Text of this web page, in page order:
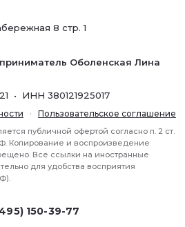
150-39-77
8 стр. 1
Оболенская Лина
• ИНН 380121925017
· Пользовательское соглашение
публичной офертой согласно п. 2 ст.
Копирование и воспроизведение
Все ссылки на иностранные
для удобства восприятия